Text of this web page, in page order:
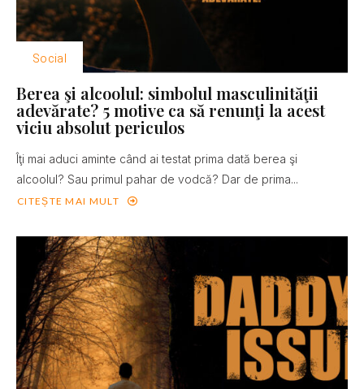
Social
Berea şi alcoolul: simbolul masculinităţii
adevărate? 5 motive ca să renunţi la acest
viciu absolut periculos
Îţi mai aduci aminte când ai testat prima dată berea şi
alcoolul? Sau primul pahar de vodcă? Dar de prima...
CITEȘTE MAI MULT